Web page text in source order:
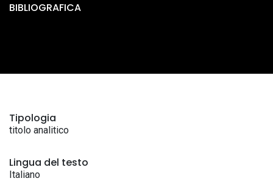
BIBLIOGRAFICA
Tipologia
titolo analitico
Lingua del testo
Italiano